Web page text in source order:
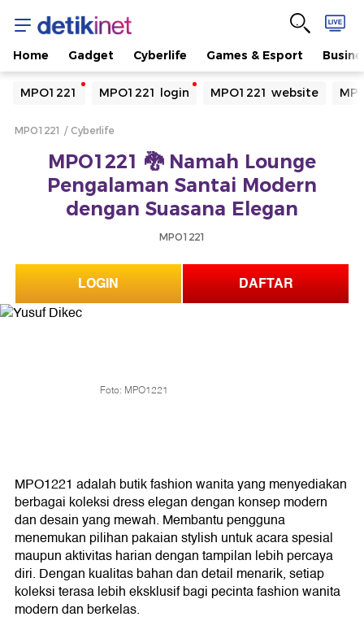
Home Gadget Cyberlife Games & Esport
MPO1221 MPO1221 login MPO1221 website
Yang sedang ramai dicari
Loading...
Loading...
MPO1221 Cyberlife
MPO1221 🐉 Namah Lounge
Pengalaman Santai Modern
dengan Suasana Elegan
MPO1221
LOGIN DAFTAR
Foto: MPO1221
MPO1221 adalah butik fashion wanita yang menyediakan
berbagai koleksi dress elegan dengan konsep modern
dan desain yang mewah. Membantu pengguna
menemukan pilihan pakaian stylish untuk acara spesial
maupun aktivitas harian dengan tampilan lebih percaya
diri. Dengan kualitas bahan dan detail menarik, setiap
koleksi terasa lebih eksklusif bagi pecinta fashion wanita
modern dan berkelas.